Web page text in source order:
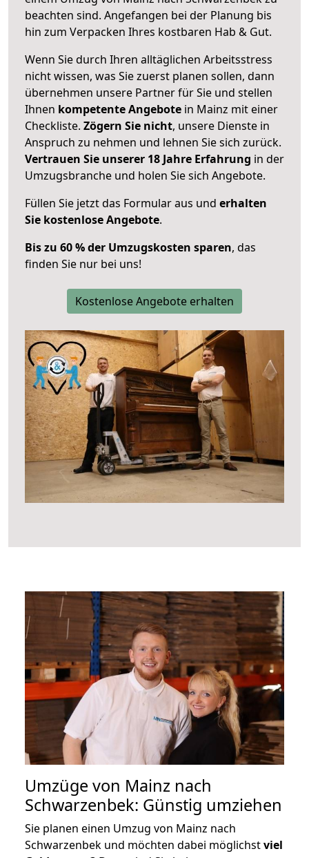
beachten sind. Angefangen bei der Planung bis
hin zum Verpacken Ihres kostbaren Hab & Gut.
Wenn Sie durch Ihren alltäglichen Arbeitsstress
nicht wissen, was Sie zuerst planen sollen, dann
übernehmen unsere Partner für Sie und stellen
Ihnen kompetente Angebote in Mainz mit einer
Checkliste. Zögern Sie nicht, unsere Dienste in
Anspruch zu nehmen und lehnen Sie sich zurück.
Vertrauen Sie unserer 18 Jahre Erfahrung in der
Umzugsbranche und holen Sie sich Angebote.
Füllen Sie jetzt das Formular aus und erhalten
Sie kostenlose Angebote.
Bis zu 60 % der Umzugskosten sparen, das
finden Sie nur bei uns!
Kostenlose Angebote erhalten
Umzüge von Mainz nach
Schwarzenbek: Günstig umziehen
Sie planen einen Umzug von Mainz nach
Schwarzenbek und möchten dabei möglichstviel